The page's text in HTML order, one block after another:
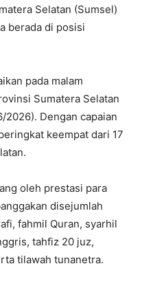
Selatan (Sumsel)
berada di posisi
pada malam
Sumatera Selatan
2026). Dengan capaian
keempat dari 17
oleh prestasi para
disejumlah
fahmil Quran, syarhil
tahfiz 20 juz,
tilawah tunanetra.